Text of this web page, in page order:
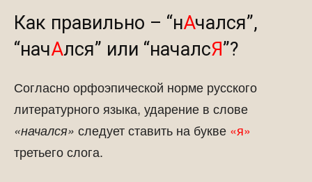
Как правильно – “нАчался”,
“начАлся” или “началсЯ”?
Согласно орфоэпической норме русского
литературного языка, ударение в слове
«начался» следует ставить на букве «я»
третьего слога.